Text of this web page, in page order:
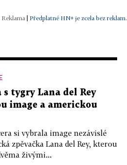
Předplatné HN+ je zcela bez reklam.
s tygry Lana del Rey
image a americkou
si vybrala image nezávislé
zpěvačka Lana del Rey, kterou
živými...